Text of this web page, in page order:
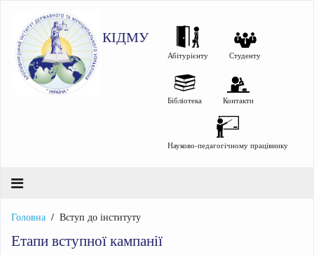
КІДМУ
Абітурієнту Студенту
Бібліотека Контакти
Науково-педагогічному працівнику
Головна Вступ до інституту
Етапи вступної кампанії